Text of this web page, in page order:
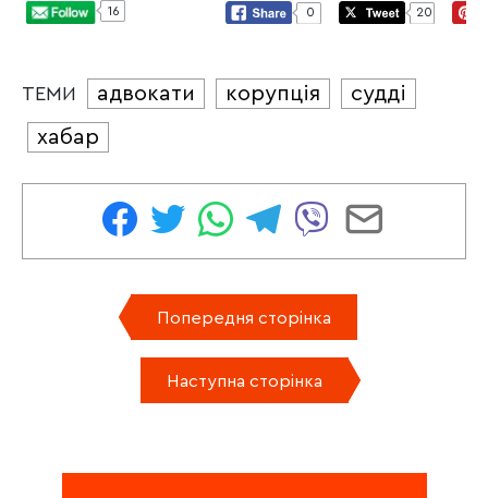
16 0 20
ТЕМИ адвокати корупція
судді
хабар
Попередня сторінка
Наступна сторінка